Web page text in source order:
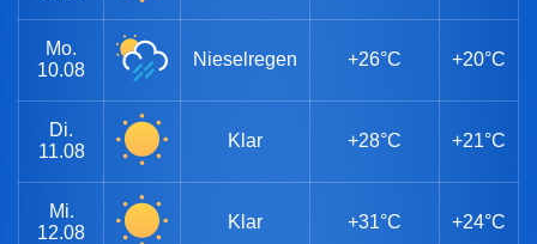
Mo.
10.08
Nieselregen +26°C +20°C
Di.
11.08
Klar +28°C +21°C
Mi.
12.08
Klar +31°C +24°C